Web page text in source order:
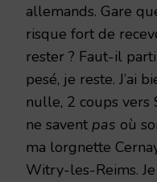
allemands. Gare
risque fort de
rester ? Faut-il
pesé, je reste. J’ai
nulle, 2 coups vers
ne savent pas où
ma lorgnette
Witry-les-Reims.